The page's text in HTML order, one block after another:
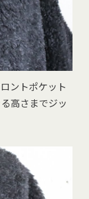
ントポケット
高さまでジッ